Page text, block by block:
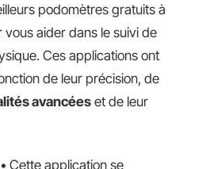
podomètres gratuits à
aider dans le suivi de
Ces applications ont
de leur précision, de
avancéeset de leur
Cette application se